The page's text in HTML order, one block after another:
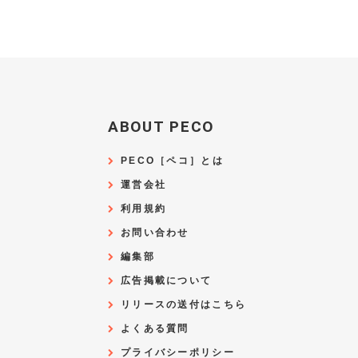
ABOUT PECO
PECO［ペコ］とは
運営会社
利用規約
お問い合わせ
編集部
広告掲載について
リリースの送付はこちら
よくある質問
プライバシーポリシー